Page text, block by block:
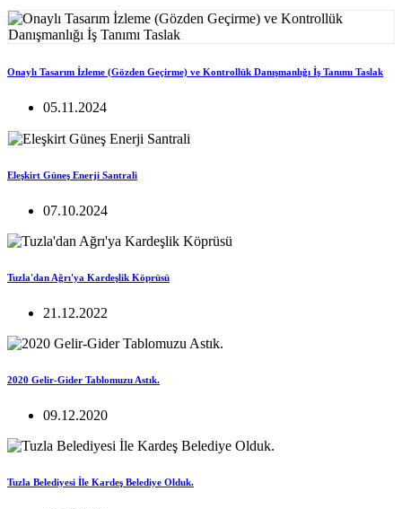
Onaylı Tasarım İzleme (Gözden Geçirme) ve Kontrollük Danışmanlığı İş Tanımı Taslak
05.11.2024
Eleşkirt Güneş Enerji Santrali
07.10.2024
Tuzla'dan Ağrı'ya Kardeşlik Köprüsü
21.12.2022
2020 Gelir-Gider Tablomuzu Astık.
09.12.2020
Tuzla Belediyesi İle Kardeş Belediye Olduk.